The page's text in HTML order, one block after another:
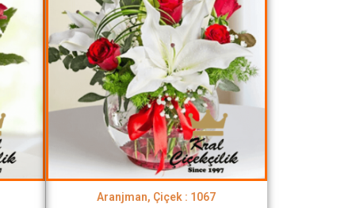
Aranjman, Çiçek : 1067